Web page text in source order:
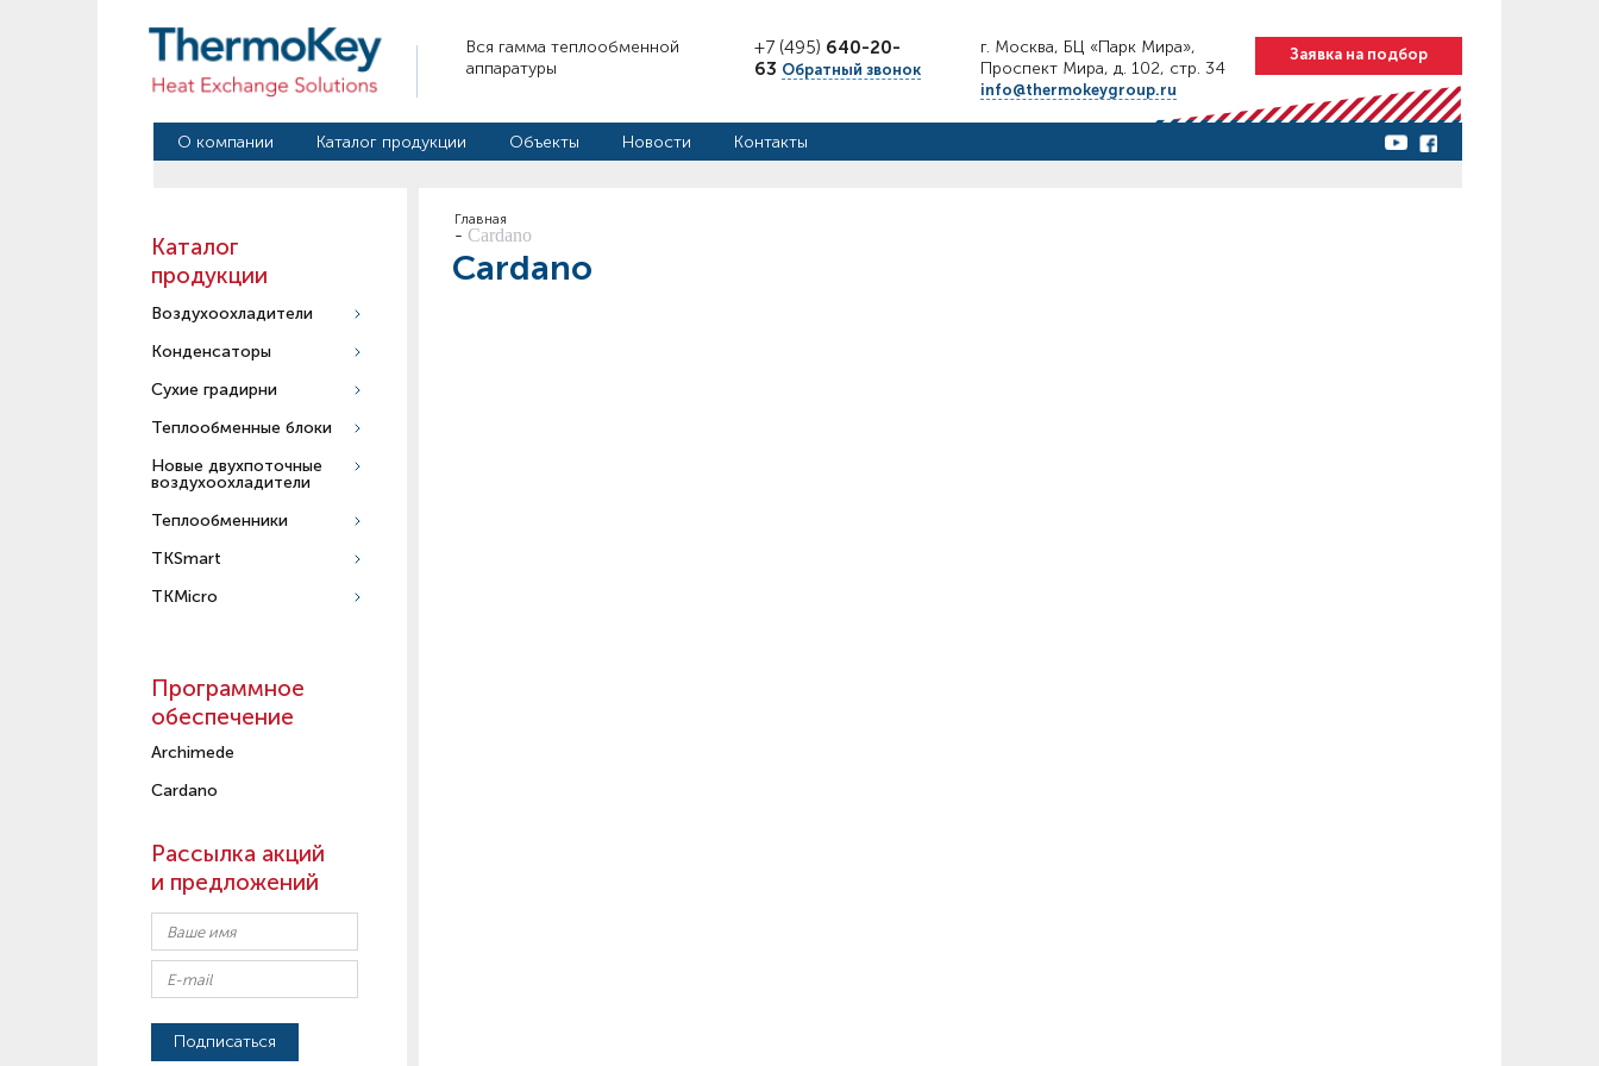
Вся гамма теплообменной
аппаратуры
+7 (495) 640-20-
63 Обратный звонок
г. Москва, БЦ «Парк Мира»,
Проспект Мира, д. 102, стр. 34
info@thermokeygroup.ru
Заявка на подбор
О компании Каталог продукции Объекты Новости Контакты
Каталог
продукции
Воздухоохладители
Конденсаторы
Сухие градирни
Теплообменные блоки
Новые двухпоточные
воздухоохладители
Теплообменники
TKSmart
TKMicro
Программное
обеспечение
Archimede
Cardano
Рассылка акций
и предложений
Главная
- Cardano
Cardano